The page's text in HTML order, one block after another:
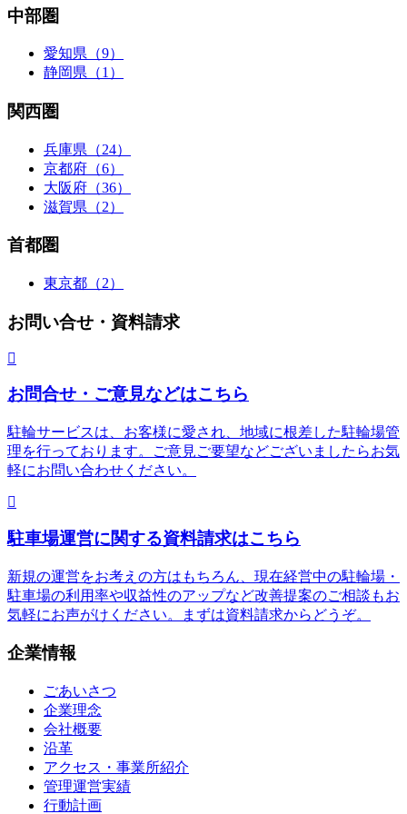
中部圏
愛知県（9）
静岡県（1）
関西圏
兵庫県（24）
京都府（6）
大阪府（36）
滋賀県（2）
首都圏
東京都（2）
お問い合せ・資料請求
お問合せ・ご意見などはこちら
駐輪サービスは、お客様に愛され、地域に根差した駐輪場管
理を行っております。ご意見ご要望などございましたらお気
軽にお問い合わせください。
駐車場運営に関する資料請求はこちら
新規の運営をお考えの方はもちろん、現在経営中の駐輪場・
駐車場の利用率や収益性のアップなど改善提案のご相談もお
気軽にお声がけください。まずは資料請求からどうぞ。
企業情報
ごあいさつ
企業理念
会社概要
沿革
アクセス・事業所紹介
管理運営実績
行動計画